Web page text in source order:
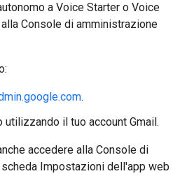
a Voice Starter o Voice
Console di amministrazione
.
utilizzando il tuo account Gmail.
accedere alla Console di
Impostazioni dell'app web